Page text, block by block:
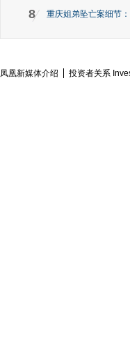
8 重庆姐弟坠亡案细节
凤凰新媒体介绍 投资者关系